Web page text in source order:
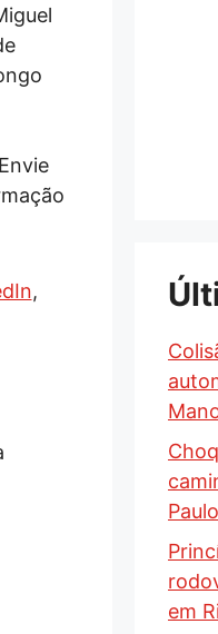
,
Paulo
em